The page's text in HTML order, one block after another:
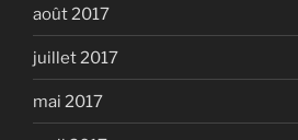
août 2017
juillet 2017
mai 2017